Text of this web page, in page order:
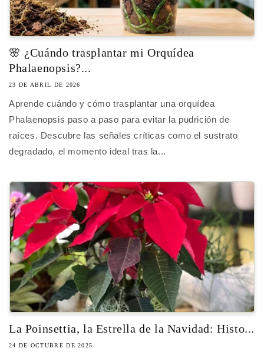
🌸 ¿Cuándo trasplantar mi Orquídea
Phalaenopsis?...
23 DE ABRIL DE 2026
Aprende cuándo y cómo trasplantar una orquídea
Phalaenopsis paso a paso para evitar la pudrición de
raíces. Descubre las señales críticas como el sustrato
degradado, el momento ideal tras la...
La Poinsettia, la Estrella de la Navidad: Histo...
24 DE OCTUBRE DE 2025